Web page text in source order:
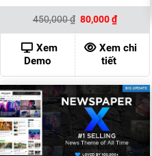
450,000₫ Giá
gốc
là:
450,000 ₫.
80,000₫Giá
hiện
tại
là:
80,000 ₫.
Xem
Demo
Xem chi
tiết